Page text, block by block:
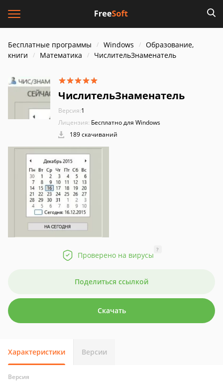
Бесплатные программы Windows
Образование,
книги
Математика ЧислительЗнаменатель
ЧислительЗнаменатель
Версия:1
Лицензия: Бесплатно для Windows
189 скачиваний
Проверено на вирусы
?
Поделиться ссылкой
Скачать
Характеристики Версии
Версия